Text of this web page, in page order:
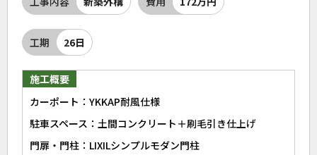
工期 26日
施工概要
カーポート：YKKAP耐風仕様
駐車スペース：土間コンクリート＋刷毛引き仕上げ
門扉・門柱：LIXILシンプルモダン門柱